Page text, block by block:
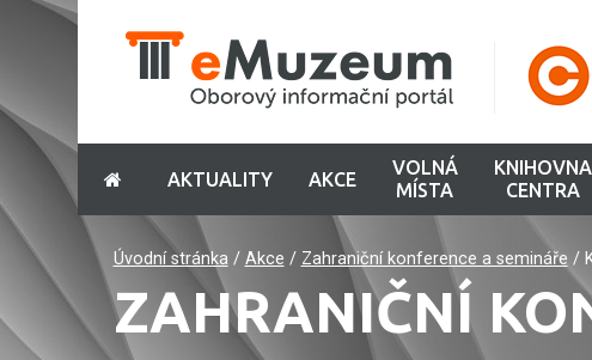
AKTUALITY AKCE
VOLNÁ
MÍSTA
KNIHOVNA
CENTRA
Úvodní stránka/ Akce / Zahraniční konference a semináře /
ZAHRANIČNÍ